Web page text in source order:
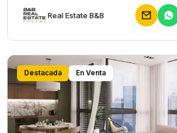
Rеаl Еstаtе В&В
Destacada En Venta